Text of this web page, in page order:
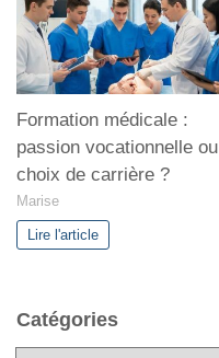
Formation médicale :
passion vocationnelle ou
choix de carrière ?
Marise
Lire l'article
Catégories